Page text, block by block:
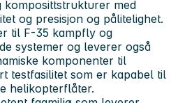
komposittstrukturer med
og presisjon og pålitelighet.
til F-35 kampfly og
systemer og leverer også
komponenter til
testfasilitet som er kapabel til
helikopterflåter.